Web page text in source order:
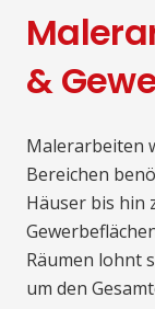
&
Malerarbeiten
Bereichen
Häuser bis hin
Räumen lohnt
um den